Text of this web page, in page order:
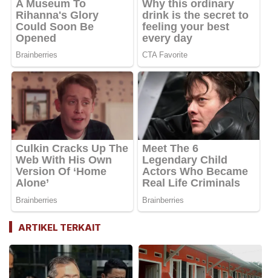
ARTIKEL TERKAIT